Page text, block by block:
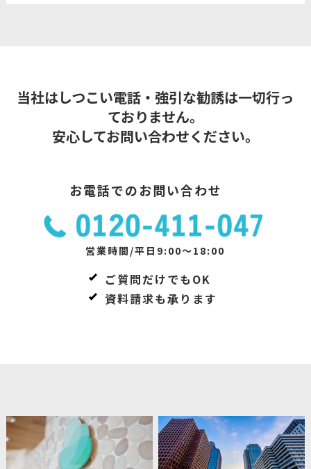
当社はしつこい電話・強引な勧誘は一切行っ
ておりません。
安心してお問い合わせください。
お電話でのお問い合わせ
営業時間/平日9:00～18:00
ご質問だけでもOK
資料請求も承ります